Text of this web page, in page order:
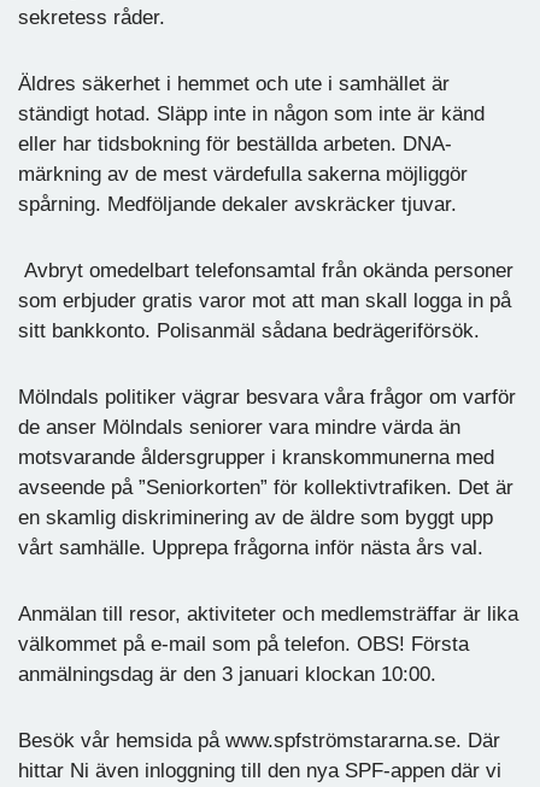
sekretess råder.
Äldres säkerhet i hemmet och ute i samhället är
ständigt hotad. Släpp inte in någon som inte är känd
eller har tidsbokning för beställda arbeten. DNA-
märkning av de mest värdefulla sakerna möjliggör
spårning. Medföljande dekaler avskräcker tjuvar.
Avbryt omedelbart telefonsamtal från okända personer
som erbjuder gratis varor mot att man skall logga in på
sitt bankkonto. Polisanmäl sådana bedrägeriförsök.
Mölndals politiker vägrar besvara våra frågor om varför
de anser Mölndals seniorer vara mindre värda än
motsvarande åldersgrupper i kranskommunerna med
avseende på ”Seniorkorten” för kollektivtrafiken. Det är
en skamlig diskriminering av de äldre som byggt upp
vårt samhälle. Upprepa frågorna inför nästa års val.
Anmälan till resor, aktiviteter och medlemsträffar är lika
välkommet på e-mail som på telefon. OBS! Första
anmälningsdag är den 3 januari klockan 10:00.
Besök vår hemsida på www.spfströmstararna.se. Där
hittar Ni även inloggning till den nya SPF-appen där vi